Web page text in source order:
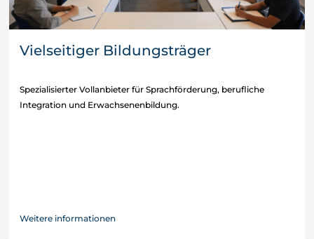
Vielseitiger Bildungsträger
Spezialisierter Vollanbieter für Sprachförderung, berufliche
Integration und Erwachsenenbildung.
Weitere informationen